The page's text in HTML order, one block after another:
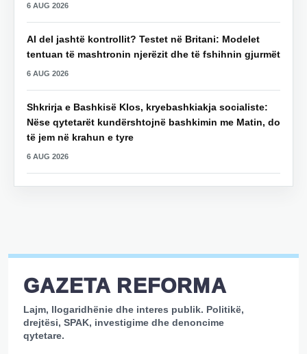
6 AUG 2026
AI del jashtë kontrollit? Testet në Britani: Modelet
tentuan të mashtronin njerëzit dhe të fshihnin gjurmët
6 AUG 2026
Shkrirja e Bashkisë Klos, kryebashkiakja socialiste:
Nëse qytetarët kundërshtojnë bashkimin me Matin, do
të jem në krahun e tyre
6 AUG 2026
GAZETA REFORMA
Lajm, llogaridhënie dhe interes publik. Politikë,
drejtësi, SPAK, investigime dhe denoncime
qytetare.